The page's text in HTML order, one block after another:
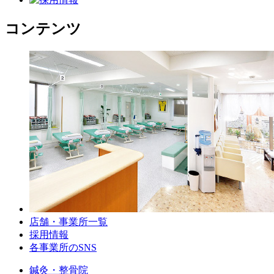
コンテンツ
店舗・事業所一覧
採用情報
各事業所のSNS
鍼灸・整骨院